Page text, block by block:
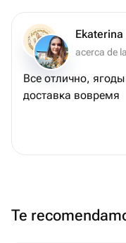
acerca de
Все отлично,
доставка вовремя
Te